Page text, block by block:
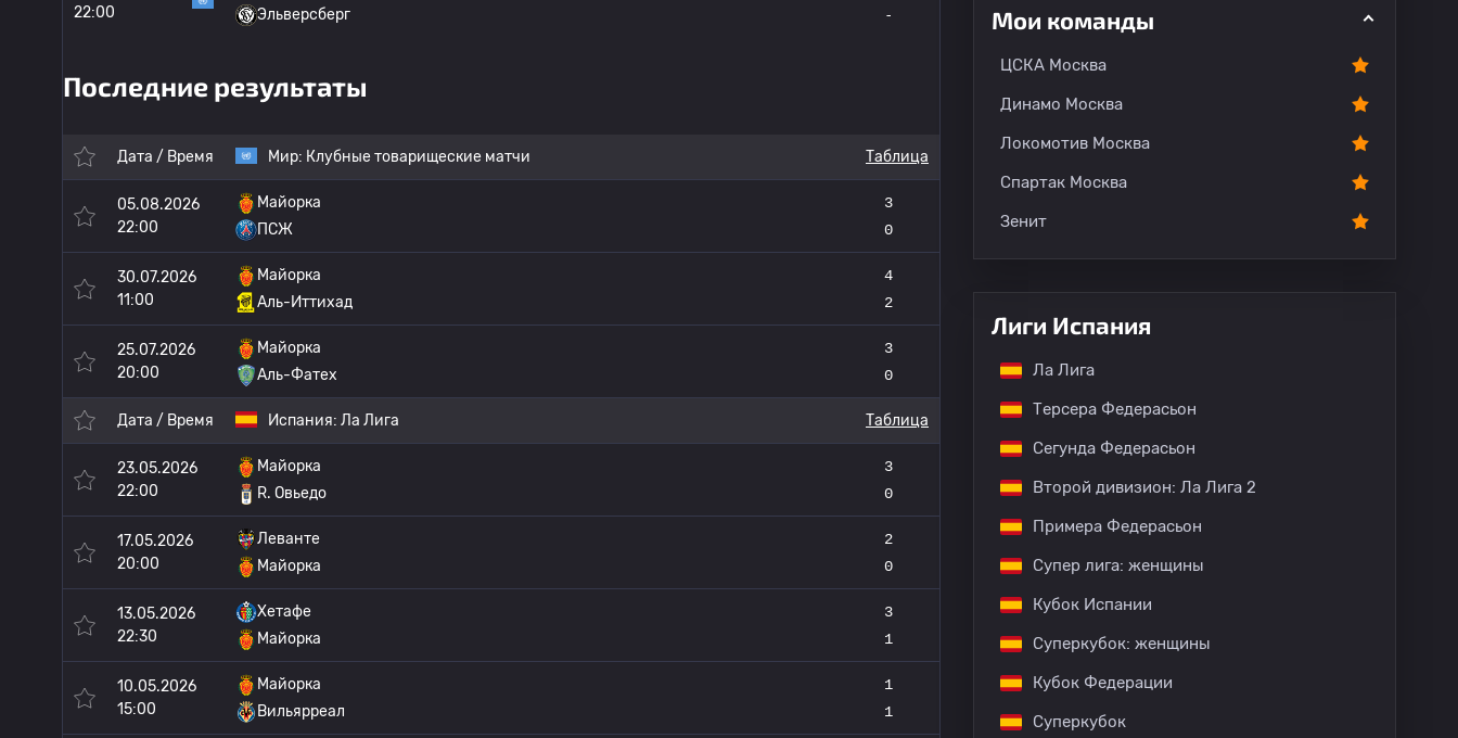
22:00
Эльверсберг
-
Последние результаты
Дата / Время Мир: Клубные товарищеские матчи Таблица
05.08.2026
22:00
Майорка
ПСЖ
3
0
30.07.2026
11:00
Майорка
Аль-Иттихад
4
2
25.07.2026
20:00
Майорка
Аль-Фатех
3
0
Дата / Время Испания: Ла Лига Таблица
23.05.2026
22:00
Майорка
R. Овьедо
3
0
17.05.2026
20:00
Леванте
Майорка
2
0
13.05.2026
22:30
Хетафе
Майорка
3
1
10.05.2026
15:00
Майорка
Вильярреал
1
1
Мои команды
ЦСКА Москва
Динамо Москва
Локомотив Москва
Спартак Москва
Зенит
Лиги Испания
Ла Лига
Терсера Федерасьон
Сегунда Федерасьон
Второй дивизион: Ла Лига 2
Примера Федерасьон
Супер лига: женщины
Кубок Испании
Суперкубок: женщины
Кубок Федерации
Суперкубок